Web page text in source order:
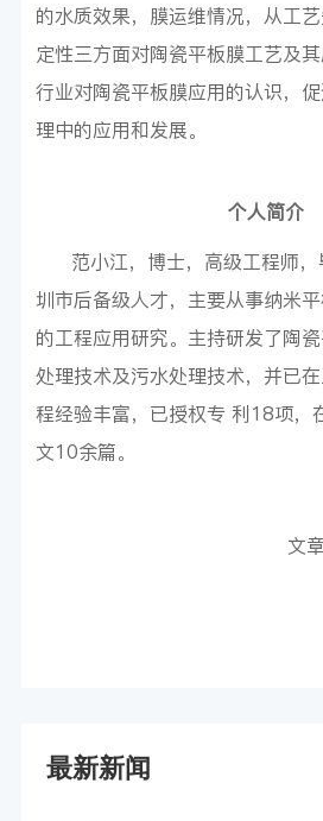
的水质效果，膜运维情况，从工
定性三方面对陶瓷平板膜工艺及
行业对陶瓷平板膜应用的认识，
理中的应用和发展。
个人简介
范小江，博士，高级工程师
圳市后备级人才，主要从事纳米
的工程应用研究。主持研发了陶
处理技术及污水处理技术，并已
程经验丰富，已授权专 利18项，
文10余篇。
文
最新新闻